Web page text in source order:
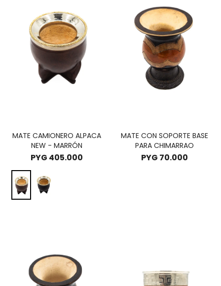
MATE CAMIONERO ALPACA
NEW - MARRÓN
PYG 405.000
MATE CON SOPORTE BASE
PARA CHIMARRAO
PYG 70.000